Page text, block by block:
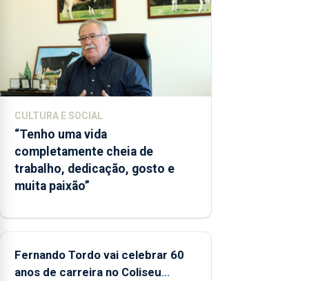
apresenta
significativo”
da CPUE
entre 2022
CULTURA E SOCIAL
“Tenho uma vida
completamente cheia de
trabalho, dedicação, gosto e
muita paixão”
Fernando Tordo vai celebrar 60
anos de carreira no Coliseu